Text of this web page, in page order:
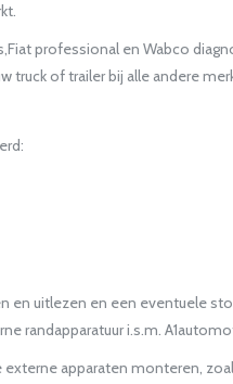
professional en Wabco
truck of trailer bij alle andere
en uitlezen en een eventuele
randapparatuur i.s.m.
externe apparaten monteren,